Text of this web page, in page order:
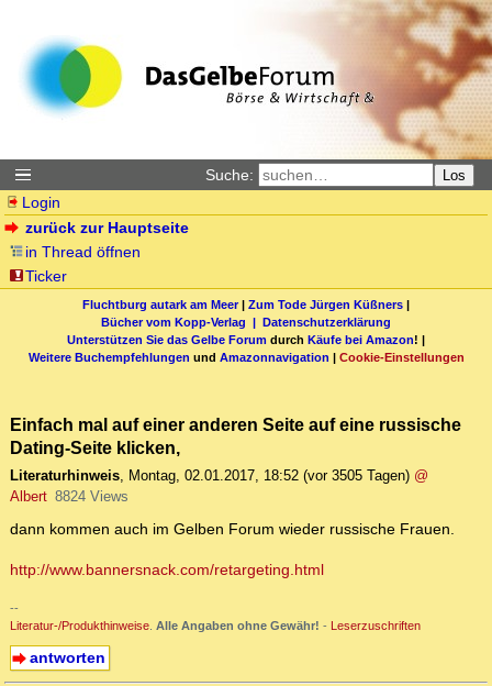
Suche: Los
Login
zurück zur Hauptseite
in Thread öffnen
Ticker
Fluchtburg autark am Meer| Zum Tode Jürgen Küßners |
Bücher vom Kopp-Verlag | Datenschutzerklärung
Unterstützen Sie das Gelbe Forum durch Käufe bei Amazon! |
Weitere Buchempfehlungen und Amazonnavigation | Cookie-Einstellungen
Einfach mal auf einer anderen Seite auf eine russische
Dating-Seite klicken,
Literaturhinweis, Montag, 02.01.2017, 18:52 (vor 3505 Tagen) @
Albert 8824 Views
dann kommen auch im Gelben Forum wieder russische Frauen.
http://www.bannersnack.com/retargeting.html
--
Literatur-/Produkthinweise. Alle Angaben ohne Gewähr! - Leserzuschriften
antworten